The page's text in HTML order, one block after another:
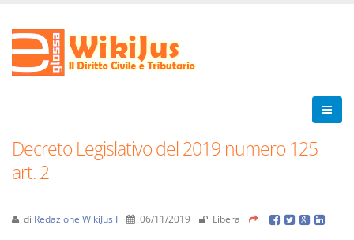
Decreto Legislativo del 2019 numero 125
art. 2
di Redazione WikiJus I 06/11/2019 Libera